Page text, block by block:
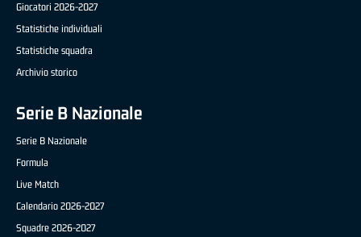
Giocatori 2026-2027
Statistiche individuali
Statistiche squadra
Archivio storico
Serie B Nazionale
Serie B Nazionale
Formula
Live Match
Calendario 2026-2027
Squadre 2026-2027